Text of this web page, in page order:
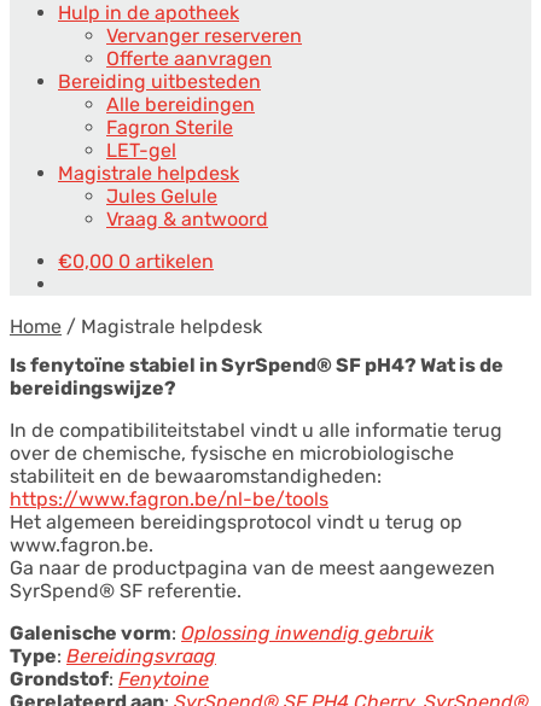
Hulp in de apotheek
Vervanger reserveren
Offerte aanvragen
Bereiding uitbesteden
Alle bereidingen
Fagron Sterile
LET-gel
Magistrale helpdesk
Jules Gelule
Vraag & antwoord
€0,00 0 artikelen
Home / Magistrale helpdesk
Is fenytoïne stabiel in SyrSpend® SF pH4? Wat is de
bereidingswijze?
In de compatibiliteitstabel vindt u alle informatie terug
over de chemische, fysische en microbiologische
stabiliteit en de bewaaromstandigheden:
https://www.fagron.be/nl-be/tools
Het algemeen bereidingsprotocol vindt u terug op
www.fagron.be.
Ga naar de productpagina van de meest aangewezen
SyrSpend® SF referentie.
Galenische vorm: Oplossing inwendig gebruik
Type: Bereidingsvraag
Grondstof: Fenytoine